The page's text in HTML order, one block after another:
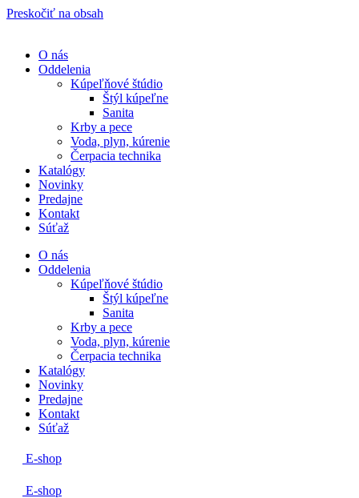
Preskočiť na obsah
O nás
Oddelenia
Kúpeľňové štúdio
Štýl kúpeľne
Sanita
Krby a pece
Voda, plyn, kúrenie
Čerpacia technika
Katalógy
Novinky
Predajne
Kontakt
Súťaž
O nás
Oddelenia
Kúpeľňové štúdio
Štýl kúpeľne
Sanita
Krby a pece
Voda, plyn, kúrenie
Čerpacia technika
Katalógy
Novinky
Predajne
Kontakt
Súťaž
E-shop
E-shop